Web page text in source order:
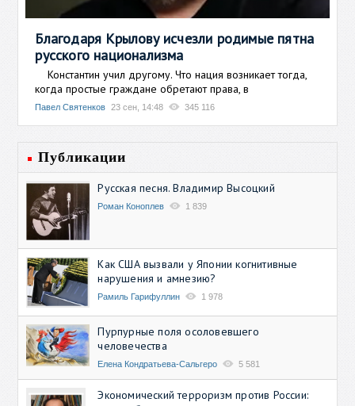
Благодаря Крылову исчезли родимые пятна
русского национализма
Константин учил другому. Что нация возникает тогда,
когда простые граждане обретают права, в
Павел Святенков 23 сен, 14:48 345 116
Публикации
Русская песня. Владимир Высоцкий
Роман Коноплев 1 839
Как США вызвали у Японии когнитивные
нарушения и амнезию?
Рамиль Гарифуллин 1 978
Пурпурные поля осоловевшего
человечества
Елена Кондратьева-Сальгеро 5 581
Экономический терроризм против России: